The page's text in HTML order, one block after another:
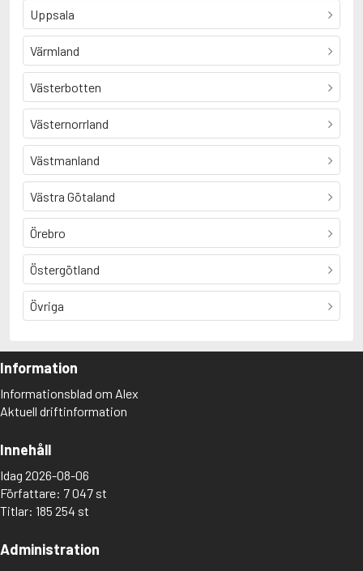
Uppsala
Värmland
Västerbotten
Västernorrland
Västmanland
Västra Götaland
Örebro
Östergötland
Övriga
Information
Informationsblad om Alex
Aktuell driftinformation
Innehåll
Idag 2026-08-06
Författare: 7 047 st
Titlar: 185 254 st
Administration